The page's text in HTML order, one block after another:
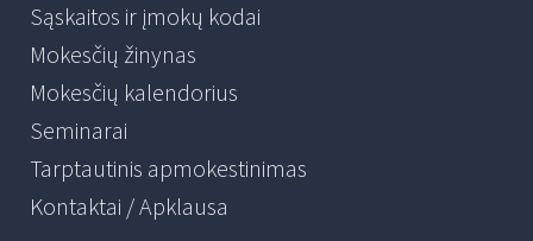
Sąskaitos ir įmokų kodai
Mokesčių žinynas
Mokesčių kalendorius
Seminarai
Tarptautinis apmokestinimas
Kontaktai / Apklausa